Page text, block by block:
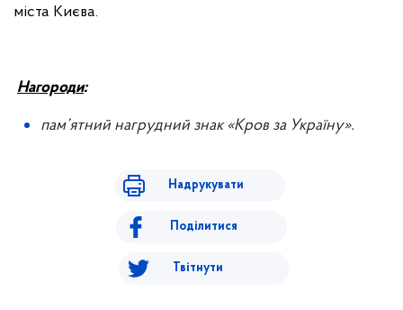
міста Києва.
Нагороди:
пам’ятнийнагруднийзнак «Кров за Україну».
Надрукувати
Поділитися
Твітнути